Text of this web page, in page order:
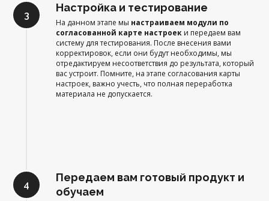
Настройка и тестирование
На данном этапе мы настраиваем модули по
согласованной карте настроек и передаем вам
систему для тестирования. После внесения вами
корректировок, если они будут необходимы, мы
отредактируем несоответствия до результата, который
вас устроит. Помните, на этапе согласования карты
настроек, важно учесть, что полная переработка
материала не допускается.
Передаем вам готовый продукт и
обучаем